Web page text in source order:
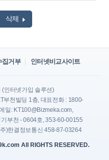
삭제
집거부 인터넷비교사이트
인터넷가입 솔루션)
부천빌딩 1층, 대표전화 : 1800-
일: KT100@Bizmeka.com,
부천 - 0604호, 353-60-00155
)한결정보통신 458-87-03264
All RIGHTS RESERVED.